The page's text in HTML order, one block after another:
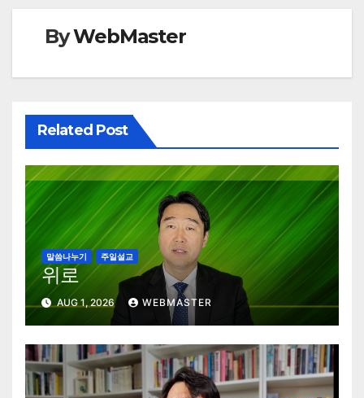
ByWebMaster
Related Post
말씀나누기 주일설교
위로
AUG 1, 2026 WEBMASTER